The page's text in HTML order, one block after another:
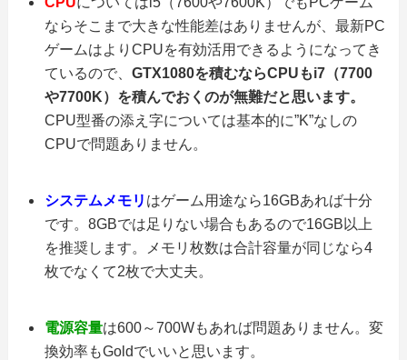
ならそこまで大きな性能差はありませんが、最新PC
ゲームはよりCPUを有効活用できるようになってき
ているので、GTX1080を積むならCPUもi7（7700
や7700K）を積んでおくのが無難だと思います。
CPU型番の添え字については基本的に”K”なしの
CPUで問題ありません。
システムメモリ はゲーム用途なら16GBあれば十分
です。8GBでは足りない場合もあるので16GB以上
を推奨します。メモリ枚数は合計容量が同じなら4
枚でなくて2枚で大丈夫。
電源容量は600～700Wもあれば問題ありません。変
換効率もGoldでいいと思います。